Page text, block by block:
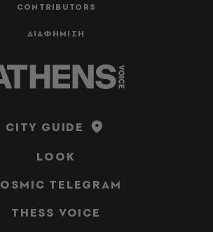
CONTRIBUTORS
ΔΙΑΦΗΜΙΣΗ
CITY GUIDE
LOOK
TELEGRAM
THESS VOICE